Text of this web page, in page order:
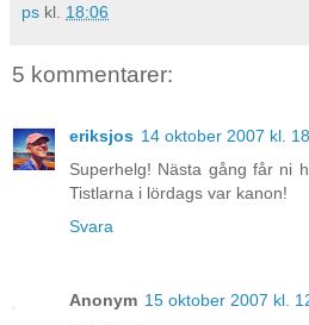
ps kl. 18:06
5 kommentarer:
eriksjos 14 oktober 2007 kl.
Superhelg! Nästa gång får ni
Tistlarna i lördags var kanon!
Svara
Anonym 15 oktober 2007 kl.